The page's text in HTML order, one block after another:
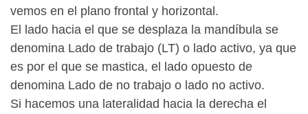
vemos en el plano frontal y horizontal.
El lado hacia el que se desplaza la mandíbula se
denomina Lado de trabajo (LT) o lado activo, ya que
es por el que se mastica, el lado opuesto de
denomina Lado de no trabajo o lado no activo.
Si hacemos una lateralidad hacia la derecha el